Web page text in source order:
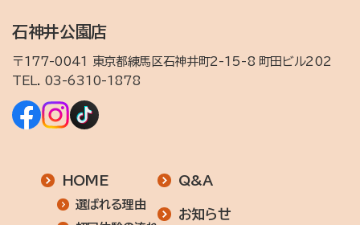
石神井公園店
〒177-0041 東京都練馬区石神井町2-15-8 町田ビル202
TEL. 03-6310-1878
HOME
選ばれる理由
Q&A
お知らせ